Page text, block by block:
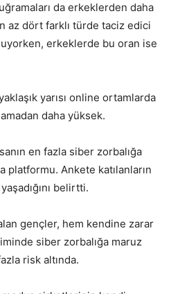
da erkeklerden daha
az dört farklı türde taciz edici
erkeklerde bu oran ise
yarısı online ortamlarda
daha yüksek.
en fazla siber zorbalığa
platformu. Ankete katılanların
belirtti.
gençler, hem kendine zarar
siber zorbalığa maruz
risk altında.